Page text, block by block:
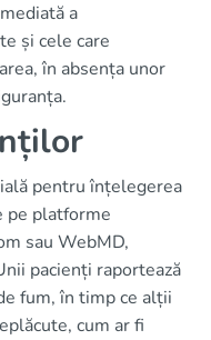
a
și cele care
în absența unor
pentru înțelegerea
pe platforme
sau WebMD,
pacienți raportează
fum, în timp ce alții
cum ar fi